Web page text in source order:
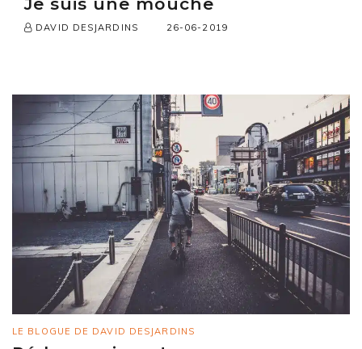
DAVID DESJARDINS 26-06-2019
LE BLOGUE DE DAVID DESJARDINS